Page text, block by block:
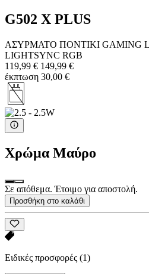
G502 X PLUS
ΑΣΥΡΜΑΤΟ ΠΟΝΤΙΚΙ GAMING
LIGHTSYNC RGB
119,99 € 149,99 €
έκπτωση 30,00 €
Χρώμα Μαύρο
Σε απόθεμα. Έτοιμο για αποστολή.
Προσθήκη στο καλάθι
Ειδικές προσφορές (1)